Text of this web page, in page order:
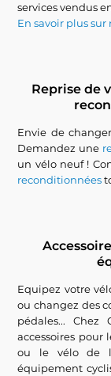
services vendus
En savoir plus
Reprise de
Envie de
Demandez une
un vélo neuf !
reconditionnées
Equipez votre
ou changez des
pédales... Chez
accessoires pour
ou le vélo de
équipement